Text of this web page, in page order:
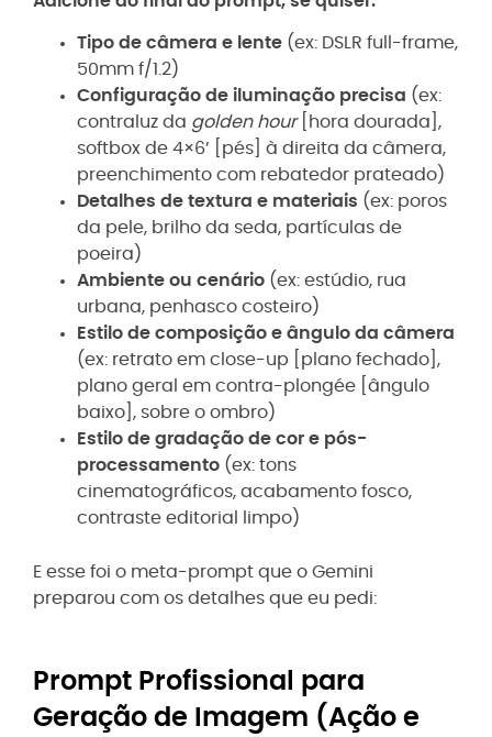
Tipo de câmera e lente (ex: DSLR full-frame,
50mm f/1.2)
Configuração de iluminação precisa (ex:
contraluz da golden hour[hora dourada],
softbox de 4×6’ [pés] à direita da câmera,
preenchimento com rebatedor prateado)
Detalhes de textura e materiais (ex: poros
da pele, brilho da seda, partículas de
poeira)
Ambiente ou cenário (ex: estúdio, rua
urbana, penhasco costeiro)
Estilo de composição e ângulo da câmera
(ex: retrato em close-up [plano fechado],
plano geral em contra-plongée [ângulo
baixo], sobre o ombro)
Estilo de gradação de cor e pós-
processamento (ex: tons
cinematográficos, acabamento fosco,
contraste editorial limpo)
E esse foi o meta-prompt que o Gemini
preparou com os detalhes que eu pedi:
Prompt Profissional para
Geração de Imagem (Ação e